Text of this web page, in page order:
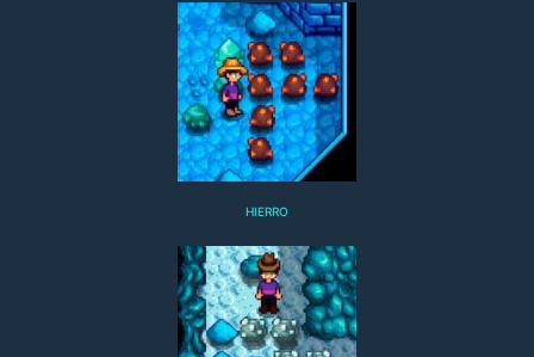
HIERRO